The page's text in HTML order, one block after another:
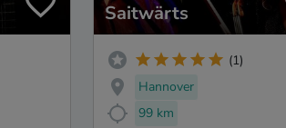
Saitwärts
(1)
Hannover
99 km